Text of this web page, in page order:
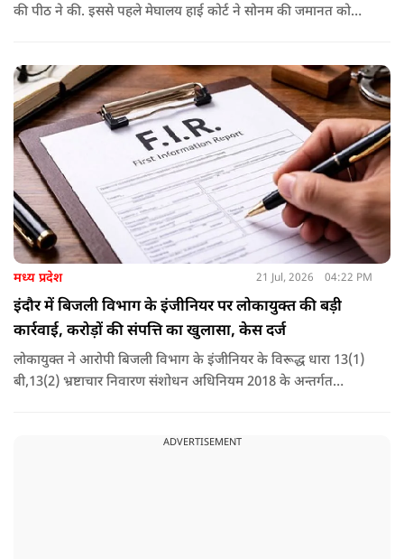
की पीठ ने की. इससे पहले मेघालय हाई कोर्ट ने सोनम की जमानत को
मध्य प्रदेश 21 Jul, 2026 04:22 PM
इंदौर में बिजली विभाग के इंजीनियर पर लोकायुक्त की बड़ी
कार्रवाई, करोड़ों की संपत्ति का खुलासा, केस दर्ज
लोकायुक्त ने आरोपी बिजली विभाग के इंजीनियर के विरूद्ध धारा 13(1)
बी,13(2) भ्रष्टाचार निवारण संशोधन अधिनियम 2018 के अन्तर्गत
ADVERTISEMENT